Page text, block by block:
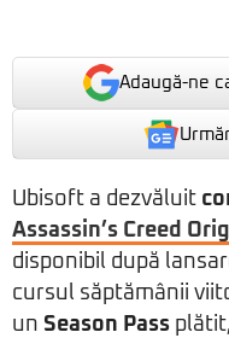
Adaugă-ne
Ubisoft a dezvăluit
Assassin’s Creed
disponibil după
cursul săptămânii
un Season Pass